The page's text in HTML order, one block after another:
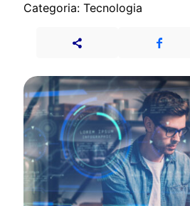
Categoria: Tecnologia